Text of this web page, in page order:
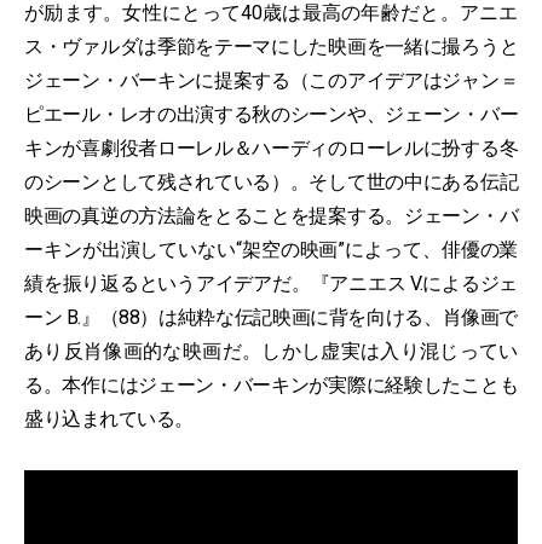
が励ます。女性にとって40歳は最高の年齢だと。アニエ
ス・ヴァルダは季節をテーマにした映画を一緒に撮ろうと
ジェーン・バーキンに提案する（このアイデアはジャン＝
ピエール・レオの出演する秋のシーンや、ジェーン・バー
キンが喜劇役者ローレル＆ハーディのローレルに扮する冬
のシーンとして残されている）。そして世の中にある伝記
映画の真逆の方法論をとることを提案する。ジェーン・バ
ーキンが出演していない“架空の映画”によって、俳優の業
績を振り返るというアイデアだ。『アニエス V.によるジェ
ーン B.』（88）は純粋な伝記映画に背を向ける、肖像画で
あり反肖像画的な映画だ。しかし虚実は入り混じってい
る。本作にはジェーン・バーキンが実際に経験したことも
盛り込まれている。